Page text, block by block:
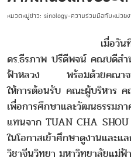
หมวดหมู่ข่าว: sinology-ความร่วมมือกับหน่วย
เมื่อวันที่ 18 มิถุ
ดร.ธีรภาพ ปรีดีพจน์ คณบดีส
ฟ้าหลวง พร้อมด้วยคณาจา
ให้การต้อนรับ คณะผู้บริหาร
เพื่อการศึกษาและวัฒนธรรมภ
แทนจาก TUAN CHA
ในโอกาสเข้าศึกษาดูงานและ
วิชาจีนวิทยา มหาวิทยาลัยแม่ฟ้